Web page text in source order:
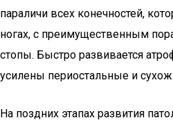
параличи всех конечностей,
ногах, с преимущественным
стопы. Быстро развивается
усилены периостальные и
На поздних этапах развития